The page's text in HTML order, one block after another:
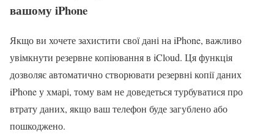
вашому iPhone
Якщо ви хочете захистити свої дані на iPhone, важливо
увімкнути резервне копіювання в iCloud. Ця функція
дозволяє автоматично створювати резервні копії даних
iPhone у хмарі, тому вам не доведеться турбуватися про
втрату даних, якщо ваш телефон буде загублено або
пошкоджено.